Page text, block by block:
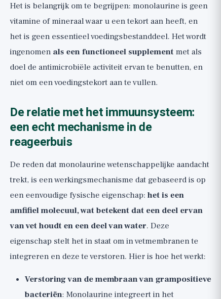
Het is belangrijk om te begrijpen: monolaurine is geen
vitamine of mineraal waar u een tekort aan heeft, en
het is geen essentieel voedingsbestanddeel. Het wordt
ingenomen als een functioneel supplement met als
doel de antimicrobiële activiteit ervan te benutten, en
niet om een voedingstekort aan te vullen.
De relatie met het immuunsysteem:
een echt mechanisme in de
reageerbuis
De reden dat monolaurine wetenschappelijke aandacht
trekt, is een werkingsmechanisme dat gebaseerd is op
een eenvoudige fysische eigenschap: het is een
amfifiel molecuul, wat betekent dat een deel ervan
van vet houdt en een deel van water. Deze
eigenschap stelt het in staat om in vetmembranen te
integreren en deze te verstoren. Hier is hoe het werkt:
Verstoring van de membraan van grampositieve
bacteriën: Monolaurine integreert in het